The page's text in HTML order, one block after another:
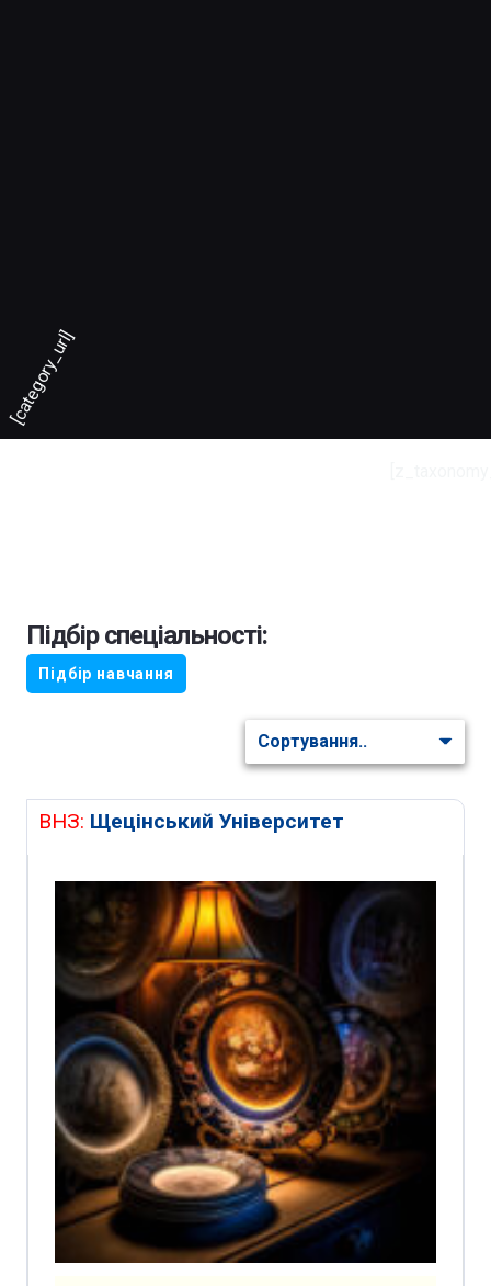
[category_url]
Підбір спеціальності:
Підбір навчання
ВНЗ: Щецінський Університет